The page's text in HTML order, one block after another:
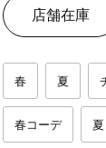
店舗在庫
春 夏
春コーデ